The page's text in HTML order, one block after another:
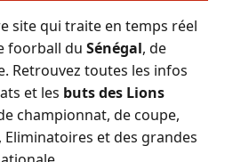
site qui traite en temps réel
foorball du Sénégal, de
Retrouvez toutes les infos
et les buts des Lions
championnat, de coupe,
et des grandes